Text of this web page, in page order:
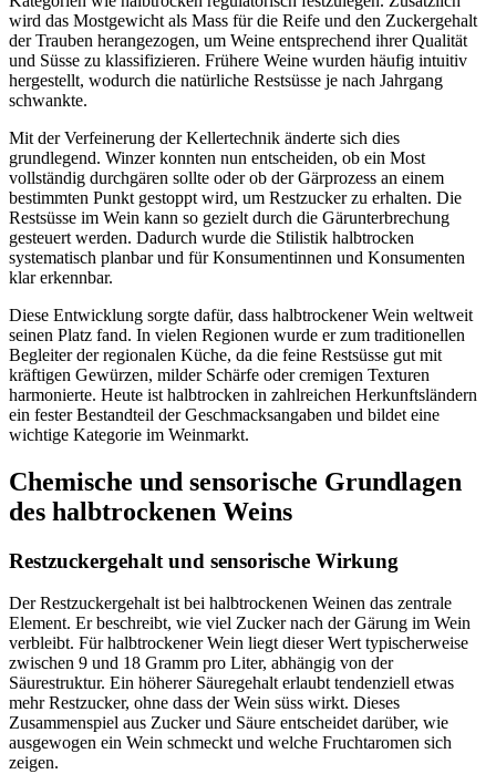
wird das Mostgewicht als Mass für die Reife und den Zuckergehalt
der Trauben herangezogen, um Weine entsprechend ihrer Qualität
und Süsse zu klassifizieren. Frühere Weine wurden häufig intuitiv
hergestellt, wodurch die natürliche Restsüsse je nach Jahrgang
schwankte.
Mit der Verfeinerung der Kellertechnik änderte sich dies
grundlegend. Winzer konnten nun entscheiden, ob ein Most
vollständig durchgären sollte oder ob der Gärprozess an einem
bestimmten Punkt gestoppt wird, um Restzucker zu erhalten. Die
Restsüsse im Wein kann so gezielt durch die Gärunterbrechung
gesteuert werden. Dadurch wurde die Stilistik halbtrocken
systematisch planbar und für Konsumentinnen und Konsumenten
klar erkennbar.
Diese Entwicklung sorgte dafür, dass halbtrockener Wein weltweit
seinen Platz fand. In vielen Regionen wurde er zum traditionellen
Begleiter der regionalen Küche, da die feine Restsüsse gut mit
kräftigen Gewürzen, milder Schärfe oder cremigen Texturen
harmonierte. Heute ist halbtrocken in zahlreichen Herkunftsländern
ein fester Bestandteil der Geschmacksangaben und bildet eine
wichtige Kategorie im Weinmarkt.
Chemische und sensorische Grundlagen
des halbtrockenen Weins
Restzuckergehalt und sensorische Wirkung
Der Restzuckergehalt ist bei halbtrockenen Weinen das zentrale
Element. Er beschreibt, wie viel Zucker nach der Gärung im Wein
verbleibt. Für halbtrockener Wein liegt dieser Wert typischerweise
zwischen 9 und 18 Gramm pro Liter, abhängig von der
Säurestruktur. Ein höherer Säuregehalt erlaubt tendenziell etwas
mehr Restzucker, ohne dass der Wein süss wirkt. Dieses
Zusammenspiel aus Zucker und Säure entscheidet darüber, wie
ausgewogen ein Wein schmeckt und welche Fruchtaromen sich
zeigen.